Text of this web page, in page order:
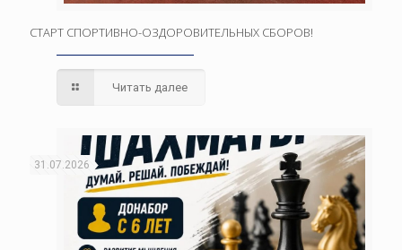
СТАРТ СПОРТИВНО-ОЗДОРОВИТЕЛЬНЫХ СБОРОВ!
Читать далее
31.07.2026